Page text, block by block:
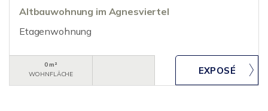
Altbauwohnung im Agnesviertel
Etagenwohnung
0 m²
WOHNFLÄCHE